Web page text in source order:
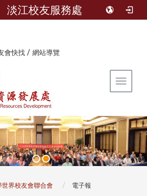
淡江校友服務處
會快找 / 網站導覽
Toggle
世界校友會聯合會 電子報